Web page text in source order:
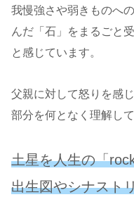
我慢強さや弱きものへ
んだ「石」をまるごと
と感じています。
父親に対して怒りを感
部分を何となく理解し
土星を人生の「
出生図やシナスト